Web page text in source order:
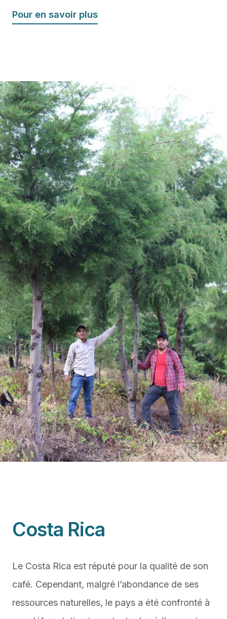
Pour en savoir plus
Costa Rica
Le Costa Rica est réputé pour la qualité de son
café. Cependant, malgré l’abondance de ses
ressources naturelles, le pays a été confronté à